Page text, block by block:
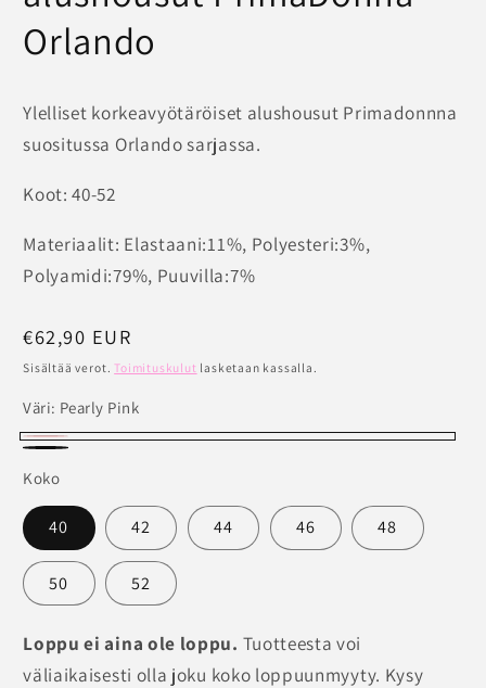
Orlando
Ylelliset korkeavyötäröiset alushousut Primadonnna
suositussa Orlando sarjassa.
Koot: 40-52
Materiaalit: Elastaani:11%, Polyesteri:3%,
Polyamidi:79%, Puuvilla:7%
Normaalihinta
€62,90 EUR
Sisältää verot.Toimituskulut lasketaan kassalla.
Väri: Pearly Pink
Pearly
Pink
Koko
40 42 44 46 48
50 52
Loppu ei aina ole loppu. Tuotteesta voi
väliaikaisesti olla joku koko loppuunmyyty. Kysy